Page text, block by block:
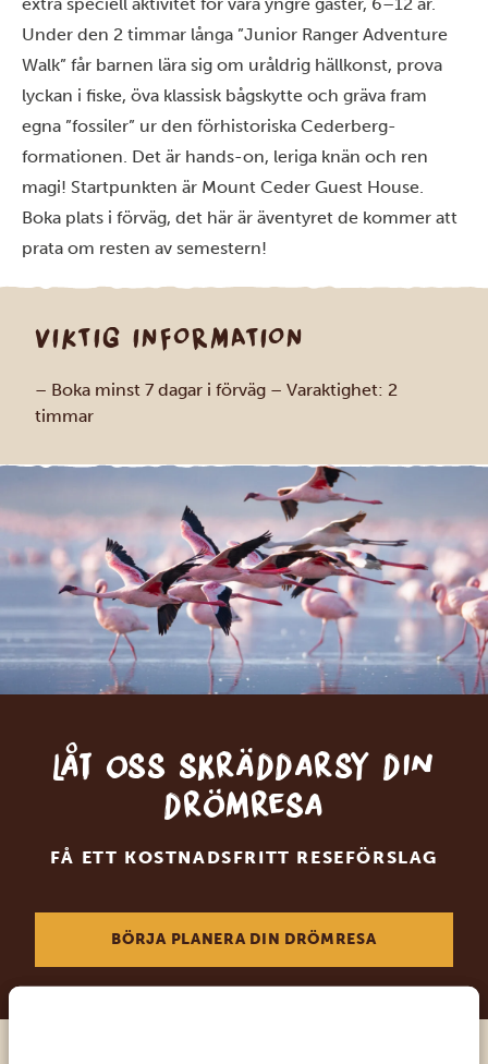
Under den 2 timmar långa ”Junior Ranger Adventure
Walk” får barnen lära sig om uråldrig hällkonst, prova
lyckan i fiske, öva klassisk bågskytte och gräva fram
egna ”fossiler” ur den förhistoriska Cederberg-
formationen. Det är hands-on, leriga knän och ren
magi! Startpunkten är Mount Ceder Guest House.
Boka plats i förväg, det här är äventyret de kommer att
prata om resten av semestern!
VIKTIG INFORMATION
– Boka minst 7 dagar i förväg – Varaktighet: 2
timmar
Låt oss skräddarsy din
drömresa
FÅ ETT KOSTNADSFRITT RESEFÖRSLAG
BÖRJA PLANERA DIN DRÖMRESA